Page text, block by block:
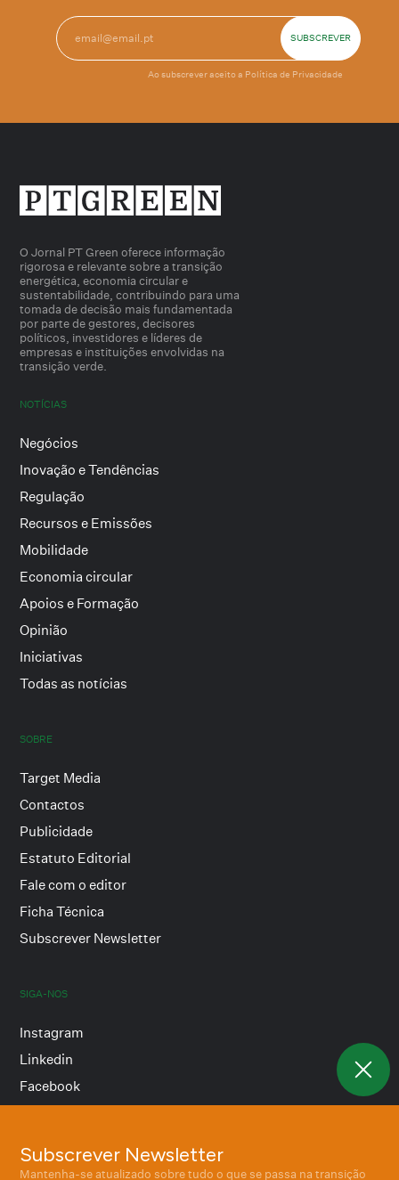
Subscrever Newsletter
Mantenha-se atualizado sobre tudo o que se passa na transição
Ao subscrever aceito a Política de Privacidade
O Jornal PT Green oferece informação
rigorosa e relevante sobre a transição
energética, economia circular e
sustentabilidade, contribuindo para uma
tomada de decisão mais fundamentada
por parte de gestores, decisores
políticos, investidores e líderes de
empresas e instituições envolvidas na
transição verde.
NOTÍCIAS
Negócios
Inovação e Tendências
Regulação
Recursos e Emissões
Mobilidade
Economia circular
Apoios e Formação
Opinião
Iniciativas
Todas as notícias
SOBRE
Target Media
Contactos
Publicidade
Estatuto Editorial
Fale com o editor
Ficha Técnica
Subscrever Newsletter
SIGA-NOS
Instagram
Linkedin
Facebook
Termos e condições
Política de privacidade